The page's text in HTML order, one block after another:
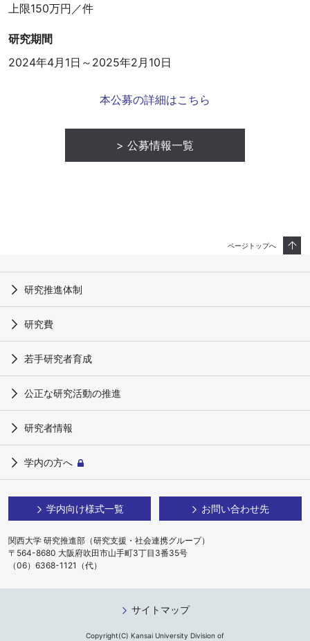
上限150万円／件
研究期間
2024年4月1日～2025年2月10日
本公募の詳細はこちら
公募情報一覧
ページトップへ
研究推進体制
研究費
若手研究者育成
公正な研究活動の推進
研究者情報
学内の方へ
学内向け様式一覧 お問い合わせ先
関西大学 研究推進部（研究支援・社会連携グループ）
〒564-8680 大阪府吹田市山手町3丁目3番35号
（06）6368-1121（代）
サイトマップ
Copyright(C) Kansai University Division of